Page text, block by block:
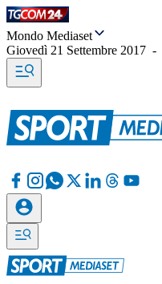
Mondo Mediaset
Giovedì 21 Settembre 2017 -